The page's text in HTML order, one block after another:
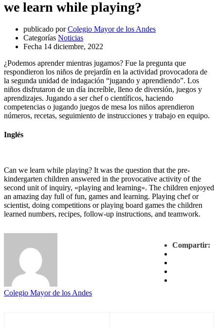
we learn while playing?
publicado por Colegio Mayor de los Andes
Categorías Noticias
Fecha 14 diciembre, 2022
¿Podemos aprender mientras jugamos? Fue la pregunta que
respondieron los niños de prejardín en la actividad provocadora de
la segunda unidad de indagación “jugando y aprendiendo”. Los
niños disfrutaron de un día increíble, lleno de diversión, juegos y
aprendizajes. Jugando a ser chef o científicos, haciendo
competencias o jugando juegos de mesa los niños aprendieron
números, recetas, seguimiento de instrucciones y trabajo en equipo.
Inglés
Can we learn while playing? It was the question that the pre-
kindergarten children answered in the provocative activity of the
second unit of inquiry, «playing and learning». The children enjoyed
an amazing day full of fun, games and learning. Playing chef or
scientist, doing competitions or playing board games the children
learned numbers, recipes, follow-up instructions, and teamwork.
Compartir:
Colegio Mayor de los Andes